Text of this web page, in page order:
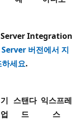
Server Integration
Server 버전에서 지
세요.
기
업
스탠다
드
익스프레
스